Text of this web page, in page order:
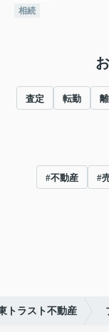
相続
査定 転勤
#不動産 #
トラスト不動産